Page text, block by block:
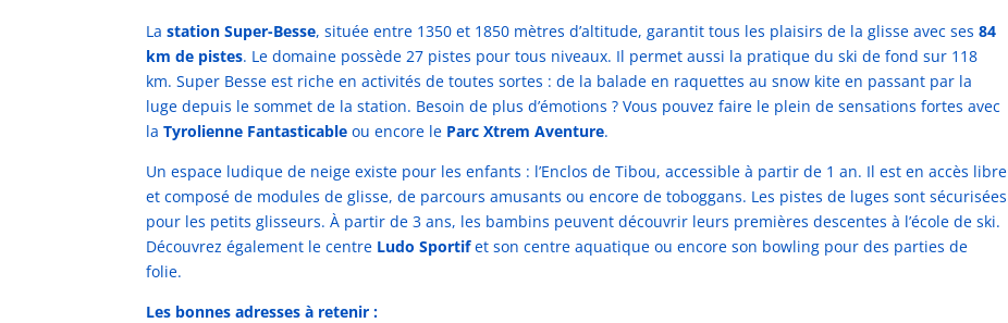
Lastation Super-Besse, située entre 1350 et 1850 mètres d’altitude, garantit tous les plaisirs de la glisse avec ses84
km de pistes. Le domaine possède 27 pistes pour tous niveaux. Il permet aussi la pratique du ski de fond sur 118
km. Super Besse est riche en activités de toutes sortes : de la balade en raquettes au snow kite en passant par la
luge depuis le sommet de la station. Besoin de plus d’émotions ? Vous pouvez faire le plein de sensations fortes avec
laTyrolienne Fantasticable ou encore le Parc Xtrem Aventure.
Un espace ludique de neige existe pour les enfants : l’Enclos de Tibou, accessible à partir de 1 an. Il est en accès libre
et composé de modules de glisse, de parcours amusants ou encore de toboggans. Les pistes de luges sont sécurisées
pour les petits glisseurs. À partir de 3 ans, les bambins peuvent découvrir leurs premières descentes à l’école de ski.
Découvrez également le centre Ludo Sportifet son centre aquatique ou encore son bowling pour des parties de
folie.
Les bonnes adresses à retenir :